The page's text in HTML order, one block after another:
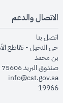
الاتصال والدعم
اتصل بنا
حي النخيل - تقاطع
بن محمد
صندوق البريد 75606 – الرياض 11588
info@cst.gov.sa
19966